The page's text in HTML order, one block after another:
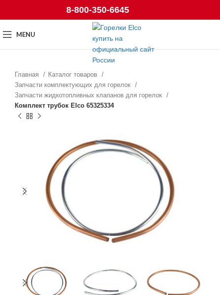
8-800-350-6645
MENU
Главная
Каталог товаров
Запчасти комплектующих для горелок
Запчасти жидкотопливных клапанов для горелок
Комплект трубок Elco 65325334